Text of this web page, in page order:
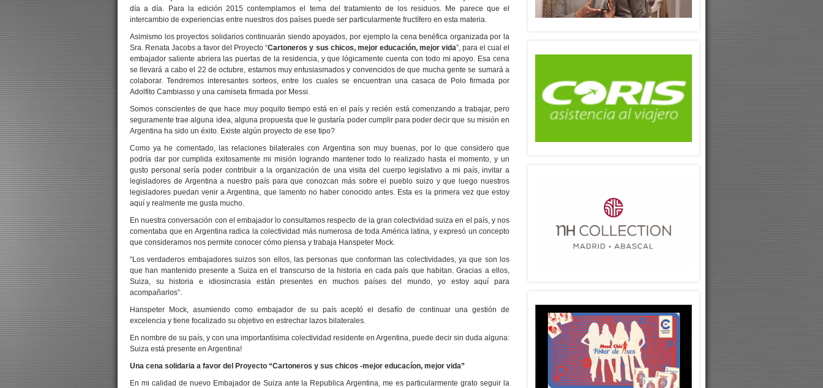
día a día. Para la edición 2015 contemplamos el tema del tratamiento de los residuos. Me parece que el
intercambio de experiencias entre nuestros dos países puede ser particularmente fructífero en esta materia.
Asimismo los proyectos solidarios continuarán siendo apoyados, por ejemplo la cena benéfica organizada por la
Sra. Renata Jacobs a favor del Proyecto “Cartoneros y sus chicos, mejor educación, mejor vida”, para el cual el
embajador saliente abriera las puertas de la residencia, y que lógicamente cuenta con todo mi apoyo. Esa cena
se llevará a cabo el 22 de octubre, estamos muy entusiasmados y convencidos de que mucha gente se sumará a
colaborar. Tendremos interesantes sorteos, entre los cuales se encuentran una casaca de Polo firmada por
Adolfito Cambiasso y una camiseta firmada por Messi.
Somos conscientes de que hace muy poquito tiempo está en el país y recién está comenzando a trabajar, pero
seguramente trae alguna idea, alguna propuesta que le gustaría poder cumplir para poder decir que su misión en
Argentina ha sido un éxito. Existe algún proyecto de ese tipo?
Como ya he comentado, las relaciones bilaterales con Argentina son muy buenas, por lo que considero que
podría dar por cumplida exitosamente mi misión logrando mantener todo lo realizado hasta el momento, y un
gusto personal sería poder contribuir a la organización de una visita del cuerpo legislativo a mi país, invitar a
legisladores de Argentina a nuestro país para que conozcan más sobre el pueblo suizo y que luego nuestros
legisladores puedan venir a Argentina, que lamento no haber conocido antes. Esta es la primera vez que estoy
aquí y realmente me gusta mucho.
En nuestra conversación con el embajador lo consultamos respecto de la gran colectividad suiza en el país, y nos
comentaba que en Argentina radica la colectividad más numerosa de toda América latina, y expresó un concepto
que consideramos nos permite conocer cómo piensa y trabaja Hanspeter Mock.
“Los verdaderos embajadores suizos son ellos, las personas que conforman las colectividades, ya que son los
que han mantenido presente a Suiza en el transcurso de la historia en cada país que habitan. Gracias a ellos,
Suiza, su historia e idiosincrasia están presentes en muchos países del mundo, yo estoy aquí para
acompañarlos”.
Hanspeter Mock, asumiendo como embajador de su país aceptó el desafío de continuar una gestión de
excelencia y tiene focalizado su objetivo en estrechar lazos bilaterales.
En nombre de su país, y con una importantísima colectividad residente en Argentina, puede decir sin duda alguna:
Suiza está presente en Argentina!
Una cena solidaria a favor del Proyecto “Cartoneros y sus chicos -mejor educacíon, mejor vida”
En mi calidad de nuevo Embajador de Suiza ante la Republica Argentina, me es particularmente grato seguir la